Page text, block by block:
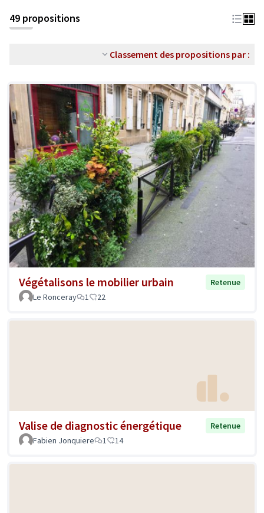
49 propositions
Classement des propositions par :
Végétalisons le mobilier urbain
Retenue
Le Ronceray
1 22
Valise de diagnostic énergétique
Retenue
Fabien Jonquiere
1 14